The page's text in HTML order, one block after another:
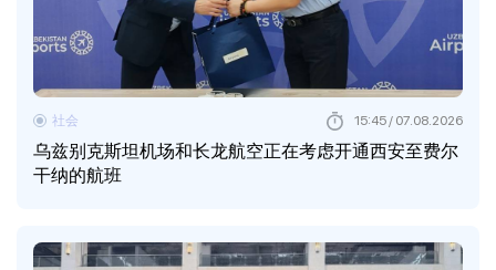
乌兹别克斯坦机场和长龙航空正在考虑开通西安至费尔
干纳的航班
社会 15:45 / 07.08.2026